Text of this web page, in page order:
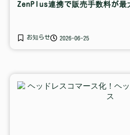
ZenPlus連携で販売手数料が最
お知らせ 2026-06-25